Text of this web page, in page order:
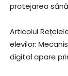
protejarea
Articolul
elevilor:
digital apare